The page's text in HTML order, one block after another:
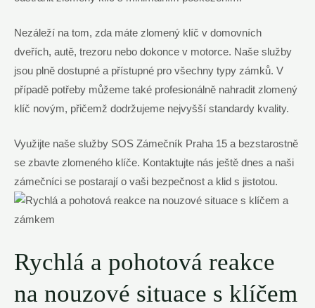
Nezáleží na tom, zda máte zlomený klíč v domovních
dveřích, autě, trezoru nebo dokonce v motorce. Naše služby
jsou plně dostupné a přístupné pro všechny typy zámků. V
případě potřeby můžeme také profesionálně nahradit zlomený
klíč novým, přičemž dodržujeme nejvyšší standardy kvality.
Využijte naše služby SOS Zámečník Praha 15 a bezstarostně
se zbavte zlomeného klíče. Kontaktujte nás ještě dnes a naši
zámečníci se postarají o vaši bezpečnost a klid s jistotou.
Rychlá a pohotová reakce
na nouzové situace s klíčem